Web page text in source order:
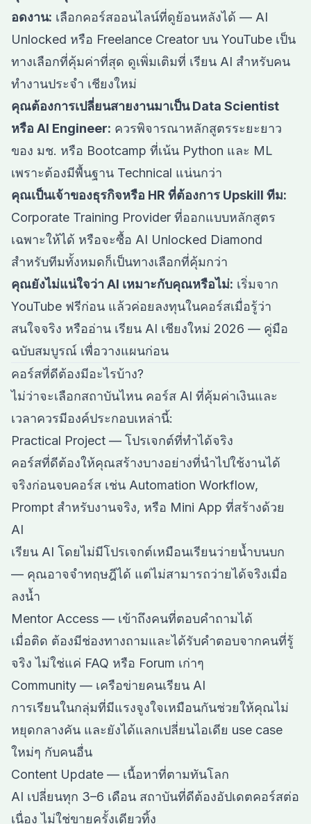
อดงาน: เลือกคอร์สออนไลน์ที่ดูย้อนหลังได้ — AI
Unlocked หรือ Freelance Creator บน YouTube เป็น
ทางเลือกที่คุ้มค่าที่สุด ดูเพิ่มเติมที่ เรียน AI สำหรับคน
ทำงานประจำ เชียงใหม่
คุณต้องการเปลี่ยนสายงานมาเป็น Data Scientist
หรือ AI Engineer: ควรพิจารณาหลักสูตรระยะยาว
ของ มช. หรือ Bootcamp ที่เน้น Python และ ML
เพราะต้องมีพื้นฐาน Technical แน่นกว่า
คุณเป็นเจ้าของธุรกิจหรือ HR ที่ต้องการ Upskill ทีม:
Corporate Training Provider ที่ออกแบบหลักสูตร
เฉพาะให้ได้ หรือจะซื้อ AI Unlocked Diamond
สำหรับทีมทั้งหมดก็เป็นทางเลือกที่คุ้มกว่า
คุณยังไม่แน่ใจว่า AI เหมาะกับคุณหรือไม่: เริ่มจาก
YouTube ฟรีก่อน แล้วค่อยลงทุนในคอร์สเมื่อรู้ว่า
สนใจจริง หรืออ่าน เรียน AI เชียงใหม่ 2026 — คู่มือ
ฉบับสมบูรณ์ เพื่อวางแผนก่อน
คอร์สที่ดีต้องมีอะไรบ้าง?
ไม่ว่าจะเลือกสถาบันไหน คอร์ส AI ที่คุ้มค่าเงินและ
เวลาควรมีองค์ประกอบเหล่านี้:
Practical Project — โปรเจกต์ที่ทำได้จริง
คอร์สที่ดีต้องให้คุณสร้างบางอย่างที่นำไปใช้งานได้
จริงก่อนจบคอร์ส เช่น Automation Workflow,
Prompt สำหรับงานจริง, หรือ Mini App ที่สร้างด้วย
AI
เรียน AI โดยไม่มีโปรเจกต์เหมือนเรียนว่ายน้ำบนบก
— คุณอาจจำทฤษฎีได้ แต่ไม่สามารถว่ายได้จริงเมื่อ
ลงน้ำ
Mentor Access — เข้าถึงคนที่ตอบคำถามได้
เมื่อติด ต้องมีช่องทางถามและได้รับคำตอบจากคนที่รู้
จริง ไม่ใช่แค่ FAQ หรือ Forum เก่าๆ
Community — เครือข่ายคนเรียน AI
การเรียนในกลุ่มที่มีแรงจูงใจเหมือนกันช่วยให้คุณไม่
หยุดกลางคัน และยังได้แลกเปลี่ยนไอเดีย use case
ใหม่ๆ กับคนอื่น
Content Update — เนื้อหาที่ตามทันโลก
AI เปลี่ยนทุก 3–6 เดือน สถาบันที่ดีต้องอัปเดตคอร์สต่อ
เนื่อง ไม่ใช่ขายครั้งเดียวทิ้ง